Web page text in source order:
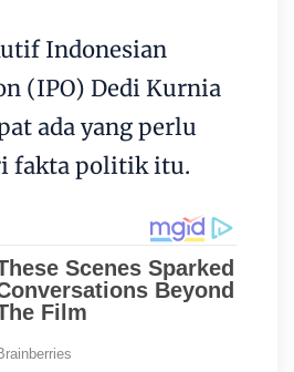
Indonesian
(IPO) Dedi Kurnia
ada yang perlu
fakta politik itu.